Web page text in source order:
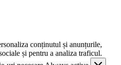
conținutul și anunțurile,
și pentru a analiza traficul.